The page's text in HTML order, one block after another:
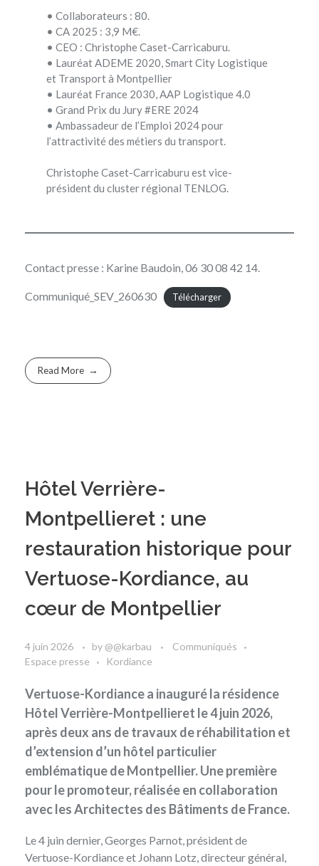
• Collaborateurs : 80.
• CA 2025 : 3,9 M€.
• CEO : Christophe Caset-Carricaburu.
• Lauréat ADEME 2020, Smart City Logistique
et Transport à Montpellier
• Lauréat France 2030, AAP Logistique 4.0
• Grand Prix du Jury #ERE 2024
• Ambassadeur de l’Emploi 2024 pour
l’attractivité des métiers du transport.
Christophe Caset-Carricaburu est vice-
président du cluster régional TENLOG.
Contact presse : Karine Baudoin, 06 30 08 42 14.
Communiqué_SEV_260630 Télécharger
Read More
Hôtel Verrière-
Montpellieret : une
restauration historique pour
Vertuose-Kordiance, au
cœur de Montpellier
4 juin 2026 by @@karbau
Communiqués
Espace presse
Kordiance
Vertuose-Kordiance a inauguré la résidence
Hôtel Verrière-Montpellieret le 4 juin 2026,
après deux ans de travaux de réhabilitation et
d’extension d’un hôtel particulier
emblématique de Montpellier. Une première
pour le promoteur, réalisée en collaboration
avec les Architectes des Bâtiments de France.
Le 4 juin dernier, Georges Parnot, président de
Vertuose-Kordiance et Johann Lotz, directeur général,